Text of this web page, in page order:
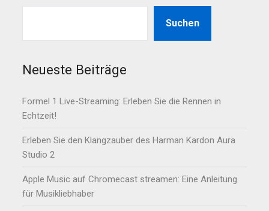
Suchen
Neueste Beiträge
Formel 1 Live-Streaming: Erleben Sie die Rennen in
Echtzeit!
Erleben Sie den Klangzauber des Harman Kardon Aura
Studio 2
Apple Music auf Chromecast streamen: Eine Anleitung
für Musikliebhaber